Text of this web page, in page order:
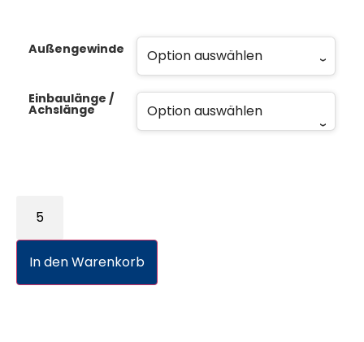
Außengewinde
Einbaulänge /
Achslänge
In den Warenkorb